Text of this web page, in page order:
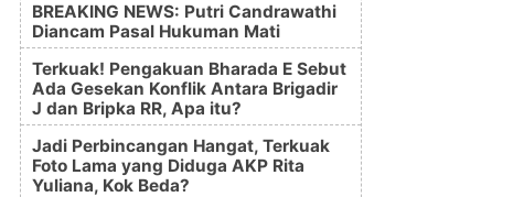
BREAKING NEWS: Putri Candrawathi
Diancam Pasal Hukuman Mati
Terkuak! Pengakuan Bharada E Sebut
Ada Gesekan Konflik Antara Brigadir
J dan Bripka RR, Apa itu?
Jadi Perbincangan Hangat, Terkuak
Foto Lama yang Diduga AKP Rita
Yuliana, Kok Beda?